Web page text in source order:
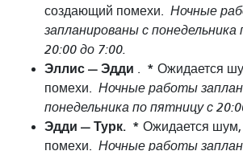
создающий помехи. Ночные
запланированы с понедельника
20:00 до 7:00.
Эллис — Эдди . * Ожидается
помехи. Ночные работы
понедельника по пятницу с
Эдди — Турк. * Ожидается
помехи. Ночные работы